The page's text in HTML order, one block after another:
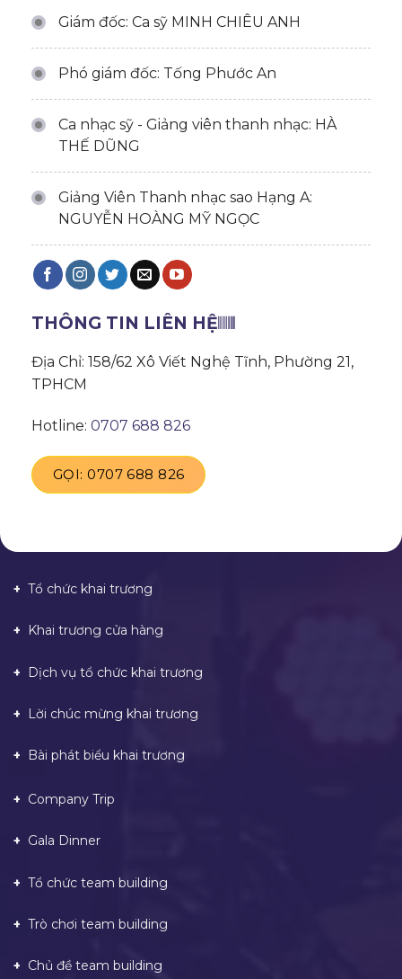
Giám đốc: Ca sỹ MINH CHIÊU ANH
Phó giám đốc: Tống Phước An
Ca nhạc sỹ - Giảng viên thanh nhạc: HÀ
THẾ DŨNG
Giảng Viên Thanh nhạc sao Hạng A:
NGUYỄN HOÀNG MỸ NGỌC
THÔNG TIN LIÊN HỆ
Địa Chỉ: 158/62 Xô Viết Nghệ Tĩnh, Phường 21,
TPHCM
Hotline: 0707 688 826
GỌI: 0707 688 826
Tổ chức khai trương
Khai trương cửa hàng
Dịch vụ tổ chức khai trương
Lời chúc mừng khai trương
Bài phát biểu khai trương
Company Trip
Gala Dinner
Tổ chức team building
Trò chơi team building
Chủ đề team building